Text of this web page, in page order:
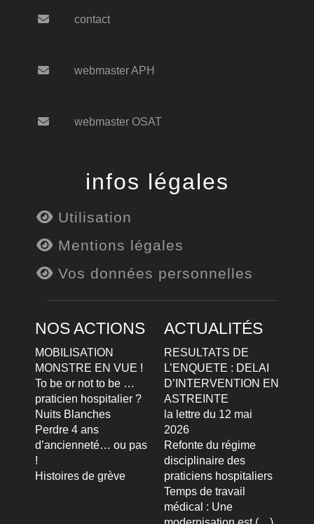
contact
webmaster APH
webmaster OSAT
infos légales
Utilisation
Mentions légales
Vos données personnelles
NOS ACTIONS
MOBILISATION
MONSTRE EN VUE !
To be or not to be …
praticien hospitalier ?
Nuits Blanches
Perdre 4 ans
d’ancienneté… ou pas
!
Histoires de grève
ACTUALITÉS
RESULTATS DE
L’ENQUETE : DELAI
D’INTERVENTION EN
ASTREINTE
la lettre du 12 mai
2026
Refonte du régime
disciplinaire des
praticiens hospitaliers
Temps de travail
médical : Une